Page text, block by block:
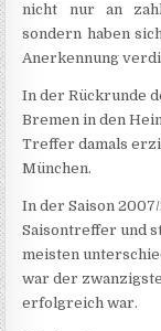
nicht nur an
sondern haben
Anerkennung
In der Rückrunde
Bremen in den
Treffer damals
München.
In der Saison
Saisontreffer und
meisten
war der
erfolgreich war.